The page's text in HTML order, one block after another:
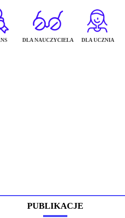
DLA NAUCZYCIELA DLA UCZNIA
PUBLIKACJE